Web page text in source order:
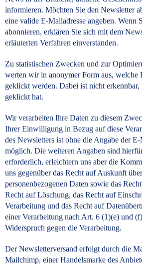
informieren. Möchten Sie den Newsletter
eine valide E-Mailadresse angeben. Wenn
abonnieren, erklären Sie sich mit dem
erläuterten Verfahren einverstanden.
Zu statistischen Zwecken und zur
werten wir in anonymer Form aus, welche
geklickt werden. Dabei ist nicht erkennbar,
geklickt hat.
Wir verarbeiten Ihre Daten zu diesem
Ihrer Einwilligung in Bezug auf diese
des Newsletters ist ohne die Angabe der
möglich. Die weiteren Angaben sind
erforderlich, erleichtern uns aber die
uns gegenüber das Recht auf Auskunft
personenbezogenen Daten sowie das
Recht auf Löschung, das Recht auf
Verarbeitung und das Recht auf
einer Verarbeitung nach Art. 6 (1)(e) und
Widerspruch gegen die Verarbeitung.
Der Newsletterversand erfolgt durch die
Mailchimp, einer Handelsmarke des